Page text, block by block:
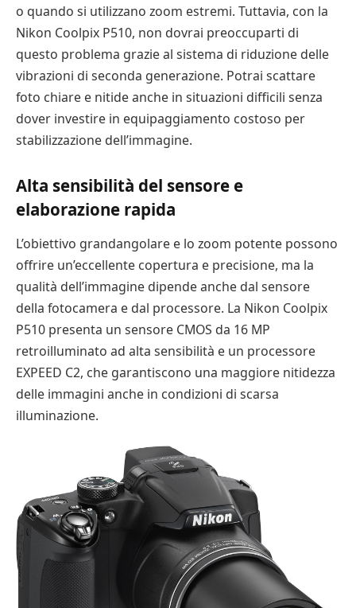
o quando si utilizzano zoom estremi. Tuttavia, con la
Nikon Coolpix P510, non dovrai preoccuparti di
questo problema grazie al sistema di riduzione delle
vibrazioni di seconda generazione. Potrai scattare
foto chiare e nitide anche in situazioni difficili senza
dover investire in equipaggiamento costoso per
stabilizzazione dell’immagine.
Alta sensibilità del sensore e
elaborazione rapida
L’obiettivo grandangolare e lo zoom potente possono
offrire un’eccellente copertura e precisione, ma la
qualità dell’immagine dipende anche dal sensore
della fotocamera e dal processore. La Nikon Coolpix
P510 presenta un sensore CMOS da 16 MP
retroilluminato ad alta sensibilità e un processore
EXPEED C2, che garantiscono una maggiore nitidezza
delle immagini anche in condizioni di scarsa
illuminazione.